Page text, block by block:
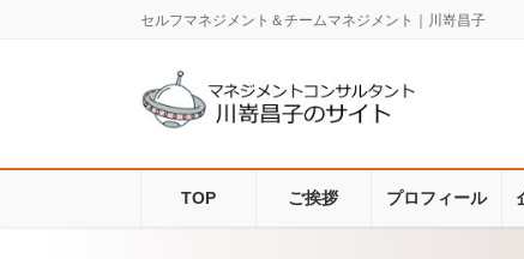
セルフマネジメント＆チームマネジメント｜川嵜昌子
TOP ご挨拶 プロフィール